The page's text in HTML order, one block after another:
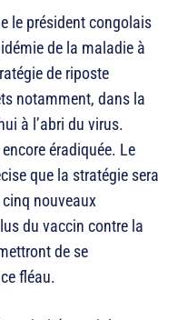
le président congolais
de la maladie à
de riposte
notamment, dans la
à l’abri du virus.
éradiquée. Le
que la stratégie sera
nouveaux
du vaccin contre la
de se
fléau.